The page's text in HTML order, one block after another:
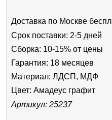
Доставка по Москве
Срок поставки: 2-5 дней
Сборка: 10-15% от цены
Гарантия: 18 месяцев
Материал: ЛДСП, МДФ
Цвет: Амадеус графит
Артикул: 25237